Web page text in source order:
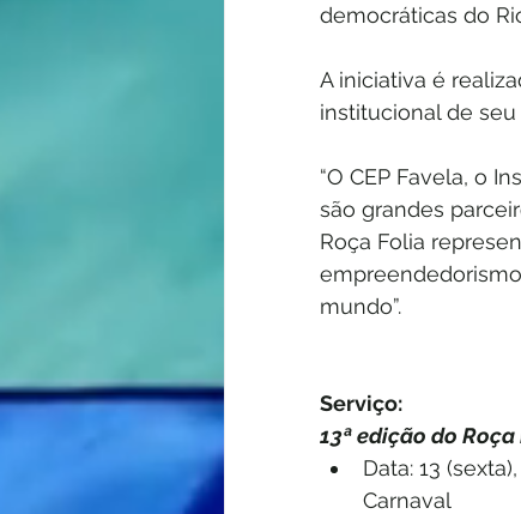
democráticas do
A iniciativa é
institucional de
“O CEP Favela, o
são grandes
Roça Folia
mundo”.
Serviço:
13ª edição do
Data: 13
Carnaval